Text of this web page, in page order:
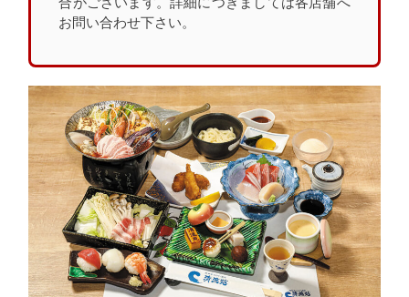
お問い合わせ下さい。